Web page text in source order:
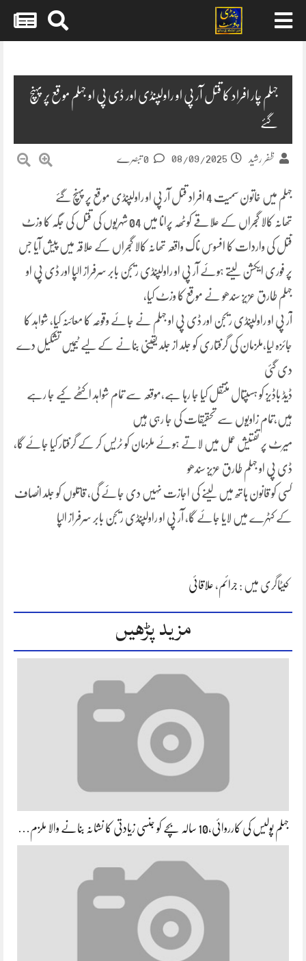
جہلم چار افراد کا قتل آر پی او راولپنڈی اور ڈی پی او جہلم موقع پر پہنچ
گئے
ظفر رشید 08/09/2025
جہلم میں خاتون سمیت 4 افراد قتل آر پی او راولپنڈی موقع پر پہنچ گئے
تھانہ کالا گجراں کے علاقے کوٹھہ پرانا میں 04 شہریوں کی قتل کی جگہ کا وزٹ
قتل کی واردات کا افسوس ناک واقعہ تھانہ کالا گجراں کے علاقہ میں پیش آیا جس
پر فوری ایکشن لیتے ہوئے آر پی او راولپنڈی ریجن بابر سرفراز الپا اور ڈی پی او
جہلم طارق عزیز سندھو نے موقع کا وزٹ کیا،
آر پی او راولپنڈی ریجن اور ڈی پی او جہلم نے جائے وقوعہ کا معائنہ کیا، شواہد کا
جائزہ لیا،ملزمان کی گرفتاری کو جلد از جلد یقینی بنانے کے لیے ٹیمیں تشکیل دے
دی گئی
ڈیڈ باڈیز کو ہسپتال منتقل کیا جا رہا ہے،موقعہ سے تمام شواہد اکٹھے کیے جا رہے
ہیں،تمام زاویوں سے تحقیقات کی جا رہی ہیں
میرٹ پر تفتیش عمل میں لاتے ہوئے ملزمان کو ٹریس کر کے گرفتار کیا جائے گا،
ڈی پی او جہلم طارق عزیز سندھو
کسی کو قانون ہاتھ میں لینے کی اجازت نہیں دی جائے گی، قاتلوں کو جلد انصاف
کے کٹہرے میں لایا جائے گا، آر پی او راولپنڈی ریجن بابر سرفراز الپا
کیٹاگری میں : جرائم ، علاقائی
مزید پڑھیں
جہلم پولیس کی کارروائی،10 سالہ بچے کو جنسی زیادتی کا نشانہ بنانے والا ملزم…